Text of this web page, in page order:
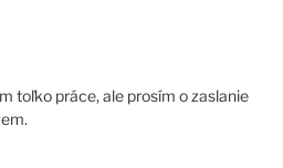
toľko práce, ale prosím o zaslanie